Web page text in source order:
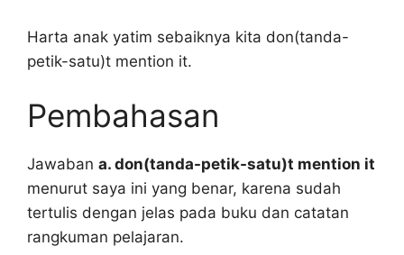
Harta anak yatim sebaiknya kita don(tanda-
petik-satu)t mention it.
Pembahasan
Jawaban a. don(tanda-petik-satu)t mention it
menurut saya ini yang benar, karena sudah
tertulis dengan jelas pada buku dan catatan
rangkuman pelajaran.